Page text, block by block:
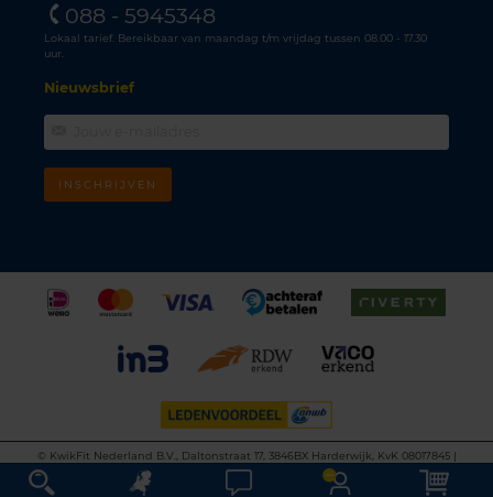
088 - 5945348
Lokaal tarief. Bereikbaar van maandag t/m vrijdag tussen 08.00 - 17.30
uur.
Nieuwsbrief
INSCHRIJVEN
©
KwikFit Nederland B.V., Daltonstraat 17, 3846BX Harderwijk, KvK 08017845 |
Algemene voorwaarden
Privacyverklaring Cookiebeleid
Disclaimer
This site is protected by reCAPTCHA and the Google
Privacy Policy
Terms of